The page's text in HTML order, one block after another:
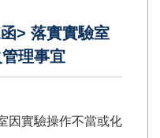
> 落實實驗室
理事宜
因實驗操作不當或化